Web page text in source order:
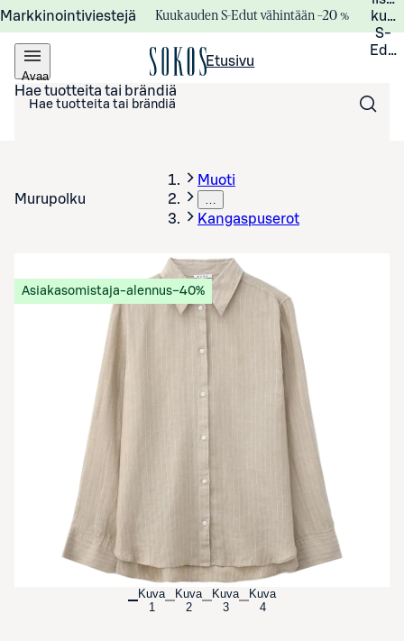
Markkinointiviestejä Kuukauden S-Edut vähintään –20 %
S-
Avaa
valikko
Etusivu
Hae tuotteita tai brändiä
Murupolku
Muoti
…
Kangaspuserot
Asiakasomistaja-alennus−40%
Kuva
1
Kuva
2
Kuva
3
Kuva
4